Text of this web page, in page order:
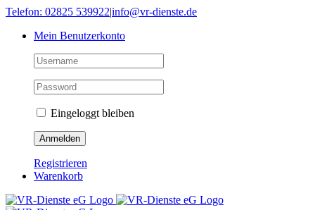
Skip
content
Telefon: 02825 539922|info@vr-dienste.de
Mein Benutzerkonto
Eingeloggt bleiben
Registrieren
Warenkorb